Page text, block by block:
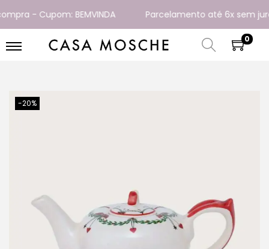
- Cupom: BEMVINDA Parcelamento até 6x sem juros
0
-20%